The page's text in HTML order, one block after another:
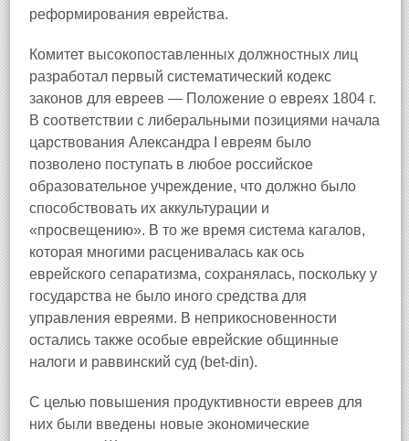
реформирования еврейства.
Комитет высокопоставленных должностных лиц
разработал первый систематический кодекс
законов для евреев — Положение о евреях 1804 г.
В соответствии с либеральными позициями начала
царствования Александра I евреям было
позволено поступать в любое российское
образовательное учреждение, что должно было
способствовать их аккультурации и
«просвещению». В то же время система кагалов,
которая многими расценивалась как ось
еврейского сепаратизма, сохранялась, поскольку у
государства не было иного средства для
управления евреями. В неприкосновенности
остались также особые еврейские общинные
налоги и раввинский суд (bet-din).
С целью повышения продуктивности евреев для
них были введены новые экономические